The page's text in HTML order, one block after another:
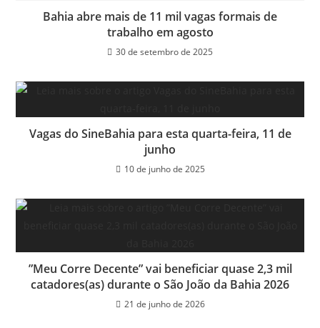
Bahia abre mais de 11 mil vagas formais de
trabalho em agosto
30 de setembro de 2025
Vagas do SineBahia para esta quarta-feira, 11 de
junho
10 de junho de 2025
”Meu Corre Decente” vai beneficiar quase 2,3 mil
catadores(as) durante o São João da Bahia 2026
21 de junho de 2026